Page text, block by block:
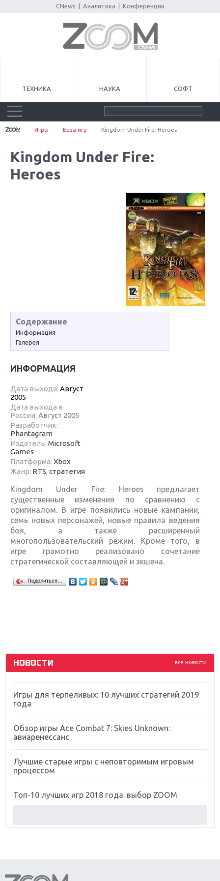
CNews Аналитика Конференции
ТЕХНИКА НАУКА СОФТ
Игры База игр Kingdom Under Fire: Heroes
Kingdom Under Fire:
Heroes
Содержание
Информация
Галерея
ИНФОРМАЦИЯ
Дата выхода:Август
2005
Дата выхода в
России:Август 2005
Разработчик:
Phantagram
Издатель:Microsoft
Games
Платформа:Xbox
Жанр: RTS,стратегия
Kingdom Under Fire: Heroes предлагает
существенные изменения по сравнению с
оригиналом. В игре появились новые кампании,
семь новых персонажей, новые правила ведения
боя, а также расширенный
многопользовательский режим. Кроме того, в
игре грамотно реализовано сочетание
стратегической составляющей и экшена.
Поделиться…
все новости
НОВОСТИ
Крупнейшие релизы мая: Nintendo, Microsoft и
Sony
Far Cry 5: хвалить нельзя ругать
Игры для терпеливых: 10 лучших стратегий 2019
года
Обзор игры Ace Combat 7: Skies Unknown:
авиаренессанс
Лучшие старые игры с неповторимым игровым
процессом
Топ-10 лучших игр 2018 года: выбор ZOOM